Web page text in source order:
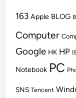
163 Apple BLOG
Computer
Google HK HP
Notebook PC
SNS Tencent